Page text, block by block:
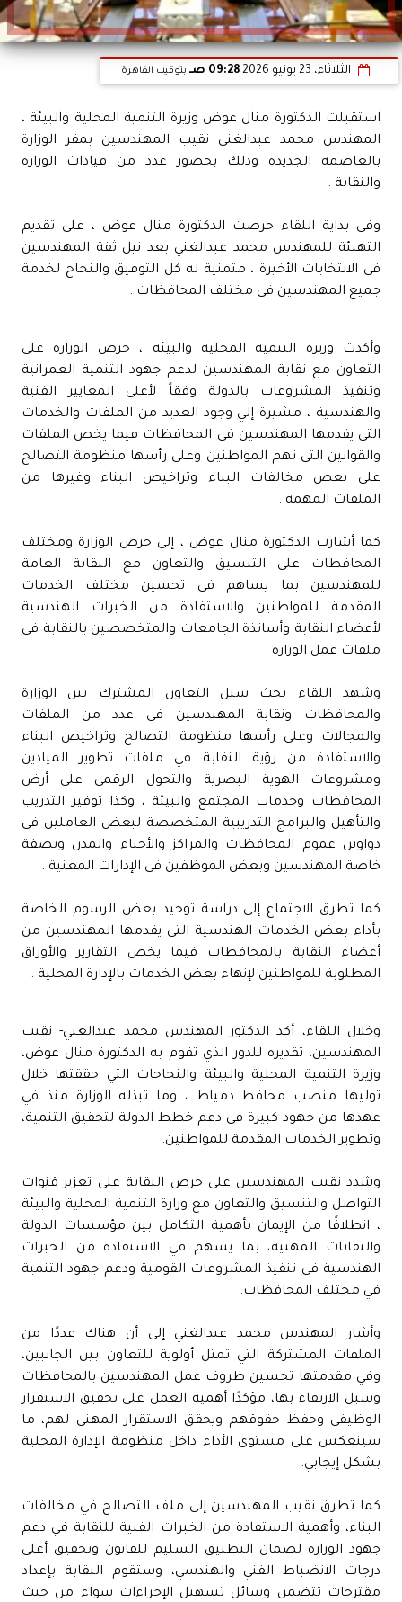
الثلاثاء، 23 يونيو 2026 09:28 صـ بتوقيت القاهرة
استقبلت الدكتورة منال عوض وزيرة التنمية المحلية والبيئة ،
المهندس محمد عبدالغنى نقيب المهندسين بمقر الوزارة
بالعاصمة الجديدة وذلك بحضور عدد من قيادات الوزارة
والنقابة .
وفى بداية اللقاء حرصت الدكتورة منال عوض ، على تقديم
التهنئة للمهندس محمد عبدالغني بعد نيل ثقة المهندسين
فى الانتخابات الأخيرة ، متمنية له كل التوفيق والنجاح لخدمة
جميع المهندسين فى مختلف المحافظات .
وأكدت وزيرة التنمية المحلية والبيئة ، حرص الوزارة على
التعاون مع نقابة المهندسين لدعم جهود التنمية العمرانية
وتنفيذ المشروعات بالدولة وفقاً لأعلى المعايير الفنية
والهندسية ، مشيرة إلي وجود العديد من الملفات والخدمات
التى يقدمها المهندسين فى المحافظات فيما يخص الملفات
والقوانين التى تهم المواطنين وعلى رأسها منظومة التصالح
على بعض مخالفات البناء وتراخيص البناء وغيرها من
الملفات المهمة .
كما أشارت الدكتورة منال عوض ، إلى حرص الوزارة ومختلف
المحافظات على التنسيق والتعاون مع النقابة العامة
للمهندسين بما يساهم فى تحسين مختلف الخدمات
المقدمة للمواطنين والاستفادة من الخبرات الهندسية
لأعضاء النقابة وأساتذة الجامعات والمتخصصين بالنقابة فى
ملفات عمل الوزارة .
وشهد اللقاء بحث سبل التعاون المشترك بين الوزارة
والمحافظات ونقابة المهندسين فى عدد من الملفات
والمجالات وعلى رأسها منظومة التصالح وتراخيص البناء
والاستفادة من رؤية النقابة في ملفات تطوير الميادين
ومشروعات الهوية البصرية والتحول الرقمى على أرض
المحافظات وخدمات المجتمع والبيئة ، وكذا توفير التدريب
والتأهيل والبرامج التدريبية المتخصصة لبعض العاملين فى
دواوين عموم المحافظات والمراكز والأحياء والمدن وبصفة
خاصة المهندسين وبعض الموظفين فى الإدارات المعنية .
كما تطرق الاجتماع إلى دراسة توحيد بعض الرسوم الخاصة
بأداء بعض الخدمات الهندسية التى يقدمها المهندسين من
أعضاء النقابة بالمحافظات فيما يخص التقارير والأوراق
المطلوبة للمواطنين لإنهاء بعض الخدمات بالإدارة المحلية .
وخلال اللقاء، أكد الدكتور المهندس محمد عبدالغني- نقيب
المهندسين، تقديره للدور الذي تقوم به الدكتورة منال عوض،
وزيرة التنمية المحلية والبيئة والنجاحات التي حققتها خلال
توليها منصب محافظ دمياط ، وما تبذله الوزارة منذ في
عهدها من جهود كبيرة في دعم خطط الدولة لتحقيق التنمية،
وتطوير الخدمات المقدمة للمواطنين.
وشدد نقيب المهندسين على حرص النقابة على تعزيز قنوات
التواصل والتنسيق والتعاون مع وزارة التنمية المحلية والبيئة
، انطلاقًا من الإيمان بأهمية التكامل بين مؤسسات الدولة
والنقابات المهنية، بما يسهم في الاستفادة من الخبرات
الهندسية في تنفيذ المشروعات القومية ودعم جهود التنمية
في مختلف المحافظات.
وأشار المهندس محمد عبدالغني إلى أن هناك عددًا من
الملفات المشتركة التي تمثل أولوية للتعاون بين الجانبين،
وفي مقدمتها تحسين ظروف عمل المهندسين بالمحافظات
وسبل الارتقاء بها، مؤكدًا أهمية العمل على تحقيق الاستقرار
الوظيفي وحفظ حقوقهم ويحقق الاستقرار المهني لهم، ما
سينعكس على مستوى الأداء داخل منظومة الإدارة المحلية
بشكل إيجابي.
كما تطرق نقيب المهندسين إلى ملف التصالح في مخالفات
البناء، وأهمية الاستفادة من الخبرات الفنية للنقابة في دعم
جهود الوزارة لضمان التطبيق السليم للقانون وتحقيق أعلى
درجات الانضباط الفني والهندسي، وستقوم النقابة بإعداد
مقترحات تتضمن وسائل تسهيل الإجراءات سواء من حيث